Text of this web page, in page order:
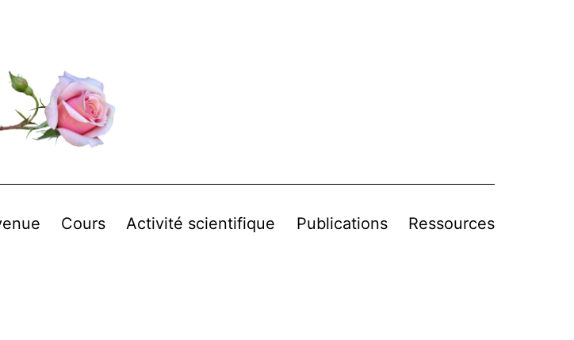
Cours Activité scientifique Publications Ressources